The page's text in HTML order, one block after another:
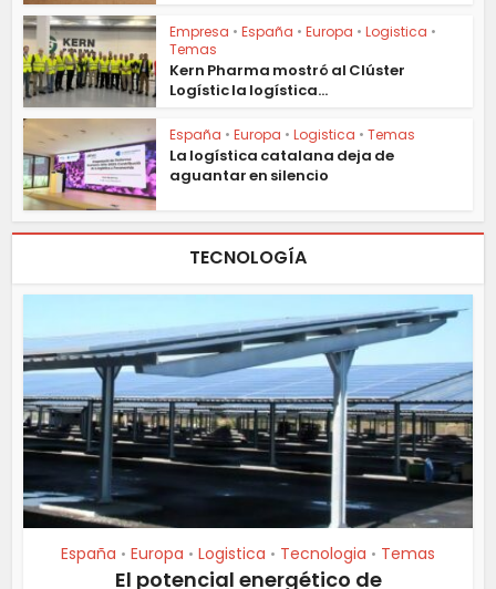
Empresa • España • Europa • Logistica •
Temas
Kern Pharma mostró al Clúster
Logístic la logística...
España • Europa • Logistica • Temas
La logística catalana deja de
aguantar en silencio
TECNOLOGÍA
España • Europa • Logistica • Tecnologia • Temas
El potencial energético de